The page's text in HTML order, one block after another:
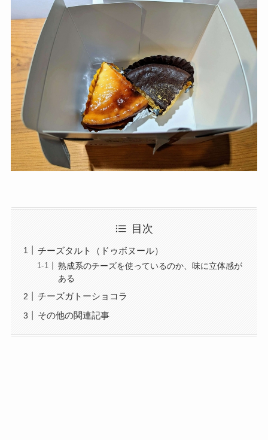
目次
チーズタルト（ドゥボヌール）
熟成系のチーズを使っているのか、味に立体感が
ある
チーズガトーショコラ
その他の関連記事